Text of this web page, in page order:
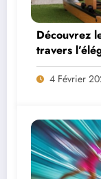
Découvrez
travers
4 Février